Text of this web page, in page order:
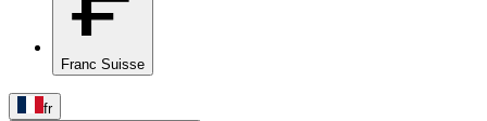
Franc Suisse
fr